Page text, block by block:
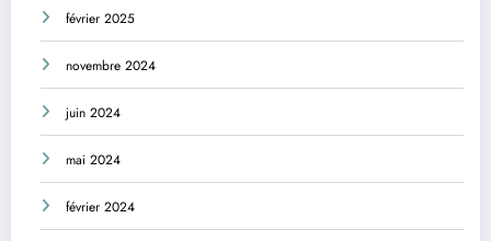
février 2025
novembre 2024
juin 2024
mai 2024
février 2024